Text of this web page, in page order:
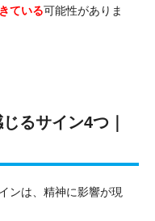
ている可能性がありま
るサイン4つ｜
ンは、精神に影響が現